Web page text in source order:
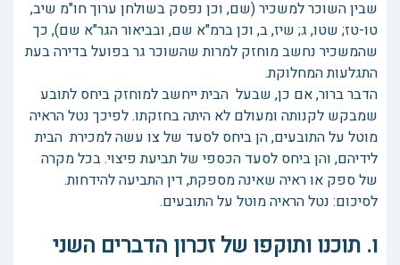
שבין השוכר למשכיר (שם, וכן נפסק בשולחן ערוך חו"מ שיב,
טו-טז; שטו, ג; שיז, ב, וכן ברמ"א שם, ובביאור הגר"א שם), כך
שהמשכיר נחשב מוחזק למרות שהשוכר גר בפועל בדירה בעת
התגלעות המחלוקת.
הדבר ברור, אם כן, שבעל הבית ייחשב למוחזק ביחס לתובע
שמבקש לקנותה ומעולם לא היתה בחזקתו. לפיכך נטל הראיה
מוטל על התובעים, הן ביחס לסעד של צו עשה למכירת הבית
לידיהם, והן ביחס לסעד הכספי של תביעת פיצוי. בכל מקרה
של ספק או ראיה שאינה מספקת, דין התביעה להידחות.
לסיכום: נטל הראיה מוטל על התובעים.
ו. תוכנו ותוקפו של זכרון הדברים השני